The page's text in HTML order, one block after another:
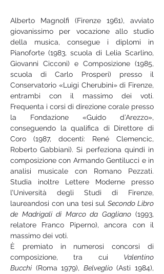
Alberto Magnolfi (Firenze 1961), avviato
giovanissimo per vocazione allo studio
della musica, consegue i diplomi in
Pianoforte (1983, scuola di Lelia Scarlino,
Giovanni Cicconi) e Composizione (1985,
scuola di Carlo Prosperi) presso il
Conservatorio «Luigi Cherubini» di Firenze,
entrambi con il massimo dei voti.
Frequenta i corsi di direzione corale presso
la Fondazione «Guido d’Arezzo»,
conseguendo la qualifica di Direttore di
Coro (1987, docenti: René Clemencic,
Roberto Gabbiani). Si perfeziona quindi in
composizione con Armando Gentilucci e in
analisi musicale con Romano Pezzati.
Studia inoltre Lettere Moderne presso
l’Università degli Studi di Firenze,
laureandosi con una tesi sul Secondo Libro
de Madrigali di Marco da Gagliano (1993,
relatore Franco Piperno), ancora con il
massimo dei voti.
È premiato in numerosi concorsi di
composizione, tra cui Valentino
Bucchi (Roma 1979), Belveglio